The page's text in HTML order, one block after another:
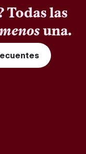
Todas las
una.